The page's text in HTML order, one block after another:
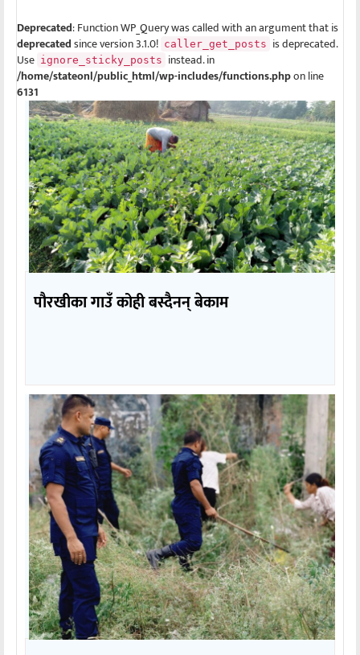
Deprecated: Function WP_Query was called with an argument that is
deprecatedsince version 3.1.0! caller_get_posts is deprecated.
Use ignore_sticky_posts instead. in
/home/stateonl/public_html/wp-includes/functions.phpon line
6131
पौरखीका गाउँ कोही बस्दैनन् बेकाम